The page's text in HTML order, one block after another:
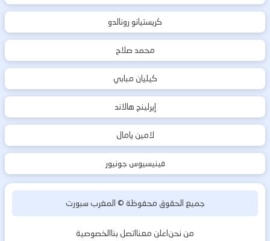
كريستيانو رونالدو
محمد صلاح
كيليان مبابي
إيرلينج هالاند
لامين يامال
فينيسيوس جونيور
جميع الحقوق محفوظة ©المغرب سبورت
من نحناعلن معنااتصل بناالخصوصية